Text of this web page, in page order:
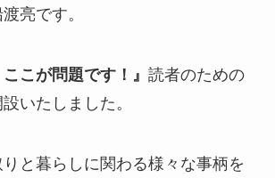
亮です。
こが問題です！』 読者のための
いたしました。
と暮らしに関わる様々な事柄を